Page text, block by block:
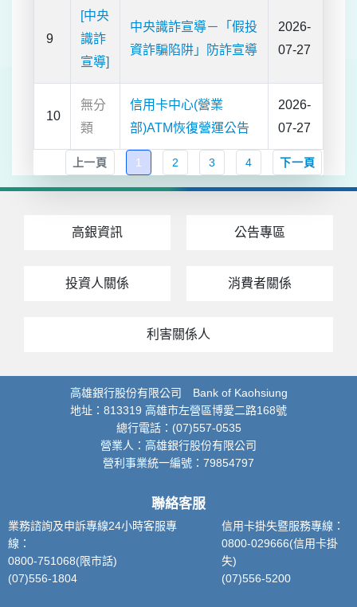
9
[中央
識詐
宣導]
中央識詐宣導－「假投
資詐騙陷阱」防詐宣導
2026-
07-27
10
無分
類
信用卡中心(營業
部)ATM恢復營運公告
2026-
07-27
上一頁 1 2 3 4 下一頁
高銀資訊 公告專區
投資人關係 消費者關係
利害關係人
高雄銀行股份有限公司 Bank of Kaohsiung
地址：813319 高雄市左營區博愛二路168號
總行電話：(07)557-0535
營業人：高雄銀行股份有限公司
營利事業統一編號：79854797
聯絡客服
業務諮詢及申訴專線24小時客服專
線：
0800-751068(限市話)
(07)556-1804
信用卡掛失暨服務專線：
0800-029666(信用卡掛
失)
(07)556-5200